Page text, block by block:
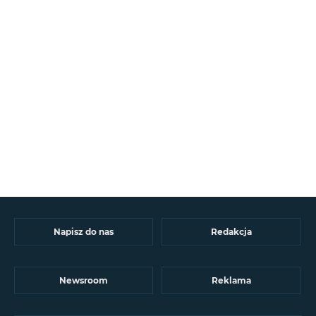
Napisz do nas Redakcja
Newsroom Reklama